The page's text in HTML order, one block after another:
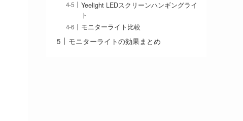
Yeelight LEDスクリーンハンギングライ
ト
モニターライト比較
モニターライトの効果まとめ